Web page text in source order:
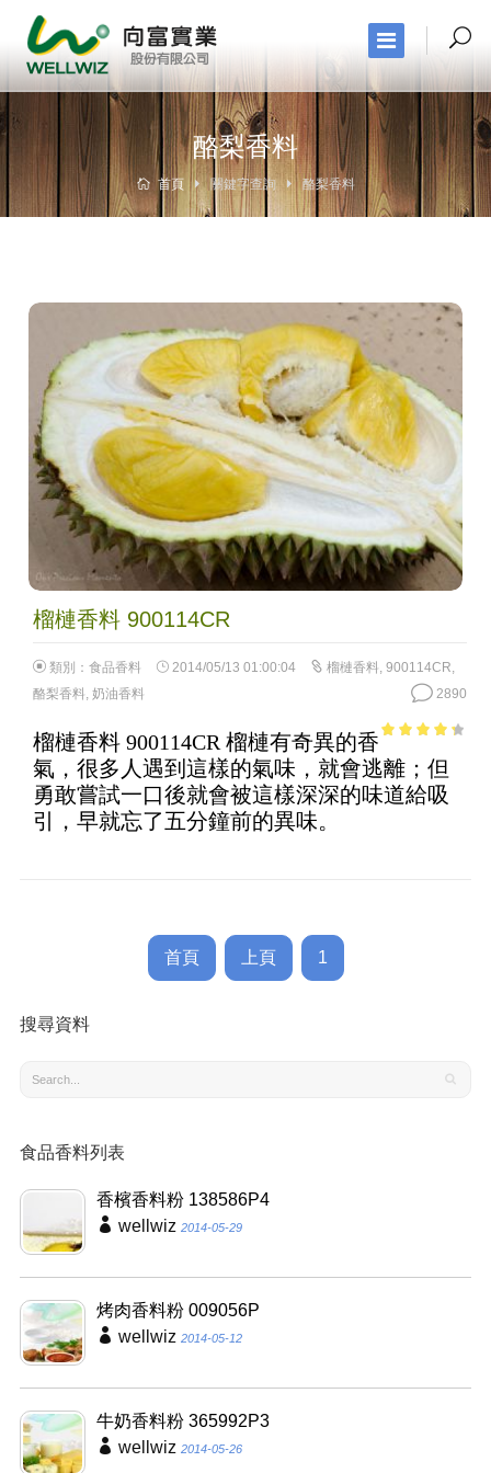
酪梨香料
首頁 關鍵字查詢 酪梨香料
榴槤香料 900114CR
類別： 食品香料 2014/05/13 01:00:04 榴槤香料, 900114CR,
酪梨香料, 奶油香料 2890
of 5
榴槤香料 900114CR 榴槤有奇異的香
氣，很多人遇到這樣的氣味，就會逃離；但
勇敢嘗試一口後就會被這樣深深的味道給吸
引，早就忘了五分鐘前的異味。
首頁 上頁 1
搜尋資料
食品香料列表
香檳香料粉 138586P4
wellwiz 2014-05-29
烤肉香料粉 009056P
wellwiz 2014-05-12
牛奶香料粉 365992P3
wellwiz 2014-05-26